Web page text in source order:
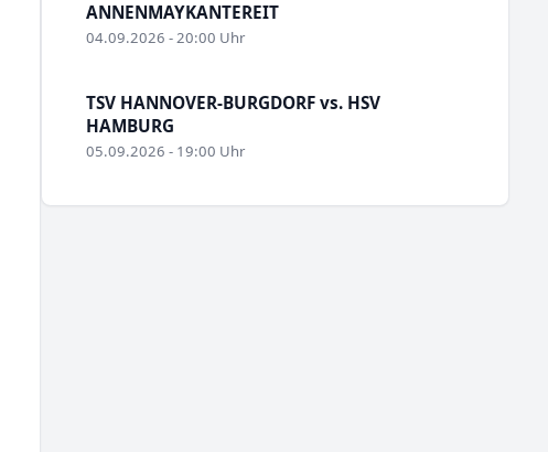
ANNENMAYKANTEREIT
04.09.2026 - 20:00 Uhr
TSV HANNOVER-BURGDORF vs. HSV
HAMBURG
05.09.2026 - 19:00 Uhr